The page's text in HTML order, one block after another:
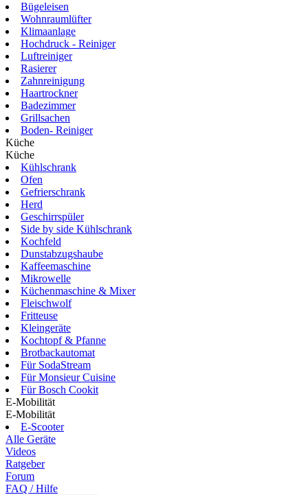
Bügeleisen
Wohnraumlüfter
Klimaanlage
Hochdruck - Reiniger
Luftreiniger
Rasierer
Zahnreinigung
Haartrockner
Badezimmer
Grillsachen
Boden- Reiniger
Küche
Küche
Kühlschrank
Ofen
Gefrierschrank
Herd
Geschirrspüler
Side by side Kühlschrank
Kochfeld
Dunstabzugshaube
Kaffeemaschine
Mikrowelle
Küchenmaschine & Mixer
Fleischwolf
Fritteuse
Kleingeräte
Kochtopf & Pfanne
Brotbackautomat
Für SodaStream
Für Monsieur Cuisine
Für Bosch Cookit
E-Mobilität
E-Mobilität
E-Scooter
Alle Geräte
Videos
Ratgeber
Forum
FAQ / Hilfe